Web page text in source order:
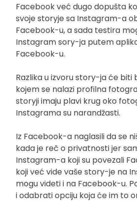
Facebook već dugo dopušta
svoje storyje sa Instagram-a
Facebook-u, a sada testira
Instagram sory-ja putem
Facebook-u.
Razlika u izvoru story-ja će biti
kojem se nalazi profilna
storyji imaju plavi krug oko
Instagrama su narandžasti.
Iz Facebook-a naglasili da se
kada je reč o privatnosti jer
Instagram-a koji su povezali
koji već vide vaše story-je na
mogu videti i na Facebook-u.
i odabrati opciju koja će im to